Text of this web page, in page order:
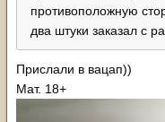
противоположную
два штуки заказал с
Прислали в вацап))
Мат. 18+